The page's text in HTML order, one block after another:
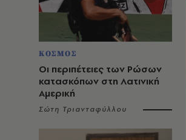
ΚΟΣΜΟΣ
Οι περιπέτειες των Ρώσων
κατασκόπων στη Λατινική
Αμερική
Σώτη Τριανταφύλλου